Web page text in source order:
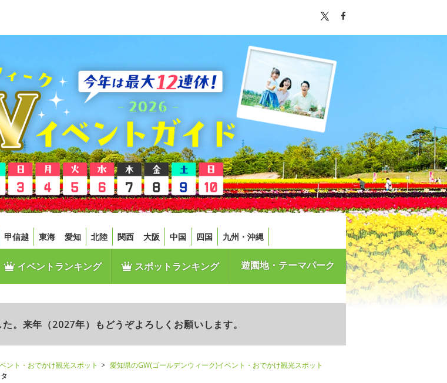
甲信越 東海 愛知 北陸 関西 大阪 中国 四国 九州・沖縄
イベントランキング スポットランキング 遊園地・テーマパーク
。来年（2027年）もどうぞよろしくお願いします。
ント・おでかけ観光スポット
愛知県のGW(ゴールデンウィーク)イベント・おでかけ観光スポット